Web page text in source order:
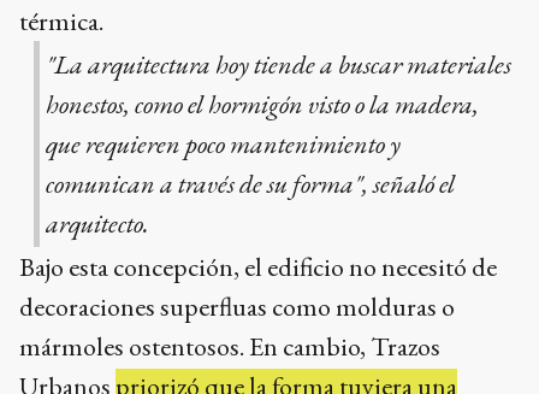
térmica.
"La arquitectura hoy tiende a buscar materiales
honestos, como el hormigón visto o la madera,
que requieren poco mantenimiento y
comunican a través de su forma", señaló el
arquitecto.
Bajo esta concepción, el edificio no necesitó de
decoraciones superfluas como molduras o
mármoles ostentosos. En cambio, Trazos
Urbanos priorizó que la forma tuviera una